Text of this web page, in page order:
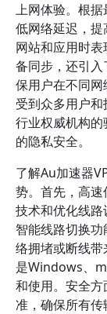
上网体验。根
低网络延迟，
网站和应用时
备同步，还引
保用户在不同
受到众多用户
行业权威机构
的隐私安全。
了解Au加速器
势。首先，高
技术和优化线路
智能线路切换
络拥堵或断线
是Windows、
和使用。安全方
准，确保所有